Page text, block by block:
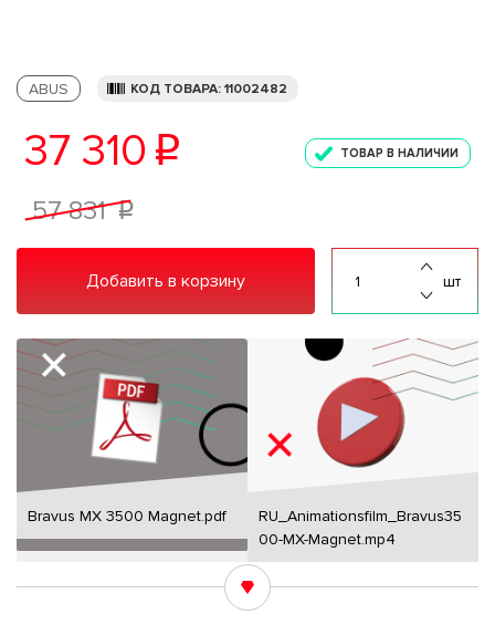
ABUS КОД ТОВАРА: 11002482
37 310 p ТОВАР В НАЛИЧИИ
57 831 p
Добавить в корзину шт
Bravus MX 3500 Magnet.pdf
RU_Animationsfilm_Bravus35
00-MX-Magnet.mp4